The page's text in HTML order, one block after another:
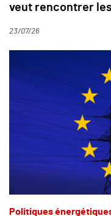
veut rencontrer
23/07/26
Politiques